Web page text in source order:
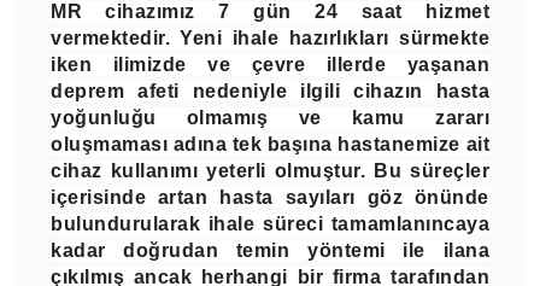
MR cihazımız 7 gün 24 saat hizmet
vermektedir. Yeni ihale hazırlıkları sürmekte
iken ilimizde ve çevre illerde yaşanan
deprem afeti nedeniyle ilgili cihazın hasta
yoğunluğu olmamış ve kamu zararı
oluşmaması adına tek başına hastanemize ait
cihaz kullanımı yeterli olmuştur. Bu süreçler
içerisinde artan hasta sayıları göz önünde
bulundurularak ihale süreci tamamlanıncaya
kadar doğrudan temin yöntemi ile ilana
çıkılmış ancak herhangi bir firma tarafından